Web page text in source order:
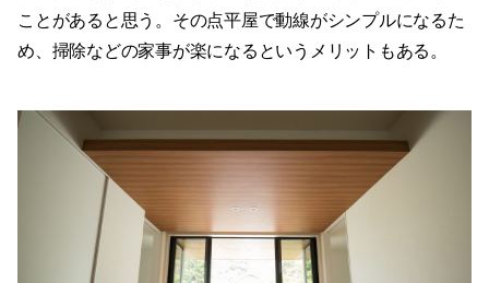
ことがあると思う。その点平屋で動線がシンプルになるた
め、掃除などの家事が楽になるというメリットもある。